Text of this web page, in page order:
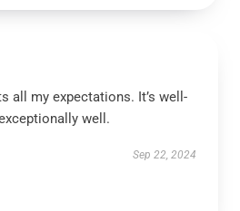
all my expectations. It’s well-
well.
Sep 22, 2024